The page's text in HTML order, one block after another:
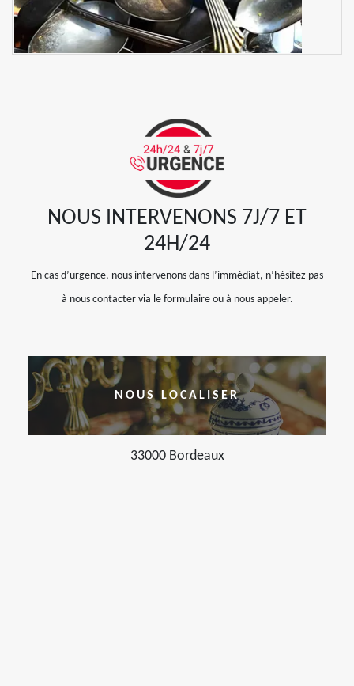
NOUS INTERVENONS 7J/7 ET
24H/24
En cas d’urgence, nous intervenons dans l’immédiat, n’hésitez pas
à nous contacter via le formulaire ou à nous appeler.
NOUS LOCALISER
33000 Bordeaux